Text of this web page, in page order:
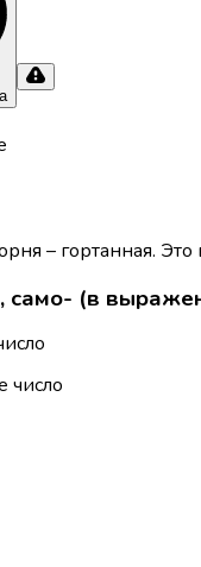
– гортанная.
само- (в
число